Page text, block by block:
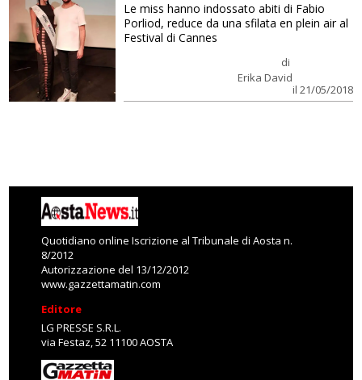
di
Erika David
il 21/05/2018
Le miss hanno indossato abiti di Fabio
Porliod, reduce da una sfilata en plein air al
Festival di Cannes
Quotidiano online Iscrizione al Tribunale di Aosta n.
8/2012
Autorizzazione del 13/12/2012
www.gazzettamatin.com
Editore
LG PRESSE S.R.L.
via Festaz, 52 11100 AOSTA